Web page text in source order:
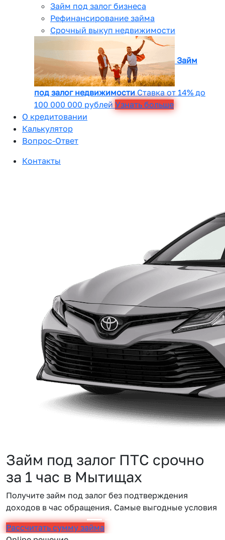
Займ под залог бизнеса
Рефинансирование займа
Срочный выкуп недвижимости
Займ
под залог недвижимости Ставка от 14% до
100 000 000 рублей Узнать больше
О кредитовании
Калькулятор
Вопрос-Ответ
Контакты
Займ под залог ПТС срочно
за 1 час в Мытищах
Получите займ под залог без подтверждения
доходов в час обращения. Самые выгодные условия
Рассчитать сумму займа